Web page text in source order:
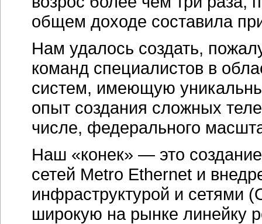
общем доходе составила
Нам удалось создать,
команд специалистов в
систем, имеющую
опыт создания сложных
числе, федерального
Наш «конек» — это
сетей Metro Ethernet и
инфраструктурой и сетями
широкую на рынке линейку